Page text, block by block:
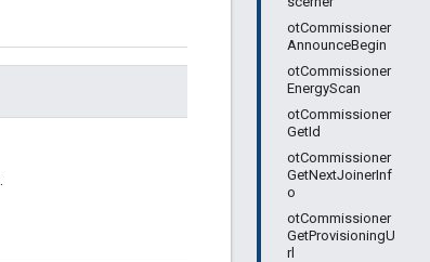
otCommissioner
AnnounceBegin
otCommissioner
EnergyScan
otCommissioner
GetId
otCommissioner
GetNextJoinerInf
o
otCommissioner
GetProvisioningU
rl